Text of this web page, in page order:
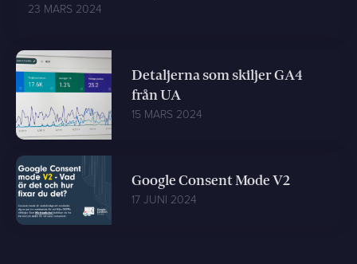
23 MARS 2024
Detaljerna som skiljer GA4
från UA
15 MARS 2024
Google Consent Mode V2
17 JUNI 2024